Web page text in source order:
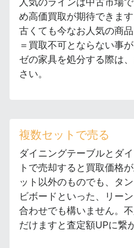
め高価買取が期待できま
古くても今なお人気の商
＝買取不可とならない事
ゼの家具を処分する際は
さい。
複数セットで売る
ダイニングテーブルとダ
トで売却すると買取価格
ット以外のものでも、タ
ビボードといった、リー
合わせでも構いません。
だけますと査定額UPに繋